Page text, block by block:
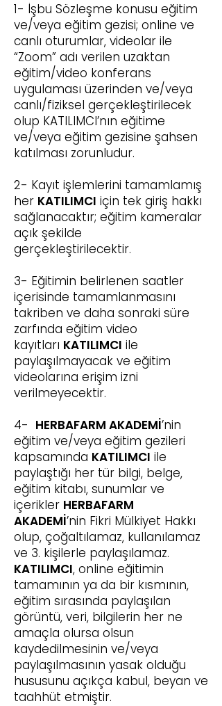
1- İşbu Sözleşme konusu eğitim
ve/veya eğitim gezisi; online ve
canlı oturumlar, videolar ile
“Zoom” adı verilen uzaktan
eğitim/video konferans
uygulaması üzerinden ve/veya
canlı/fiziksel gerçekleştirilecek
olup KATILIMCI’nın eğitime
ve/veya eğitim gezisine şahsen
katılması zorunludur.
2- Kayıt işlemlerini tamamlamış
her KATILIMCI için tek giriş hakkı
sağlanacaktır; eğitim kameralar
açık şekilde
gerçekleştirilecektir.
3- Eğitimin belirlenen saatler
içerisinde tamamlanmasını
takriben ve daha sonraki süre
zarfında eğitim video
kayıtları KATILIMCI ile
paylaşılmayacak ve eğitim
videolarına erişim izni
verilmeyecektir.
4- HERBAFARM AKADEMİ’nin
eğitim ve/veya eğitim gezileri
kapsamında KATILIMCI ile
paylaştığı her tür bilgi, belge,
eğitim kitabı, sunumlar ve
içerikler HERBAFARM
AKADEMİ’nin Fikri Mülkiyet Hakkı
olup, çoğaltılamaz, kullanılamaz
ve 3. kişilerle paylaşılamaz.
KATILIMCI, online eğitimin
tamamının ya da bir kısmının,
eğitim sırasında paylaşılan
görüntü, veri, bilgilerin her ne
amaçla olursa olsun
kaydedilmesinin ve/veya
paylaşılmasının yasak olduğu
hususunu açıkça kabul, beyan ve
taahhüt etmiştir.